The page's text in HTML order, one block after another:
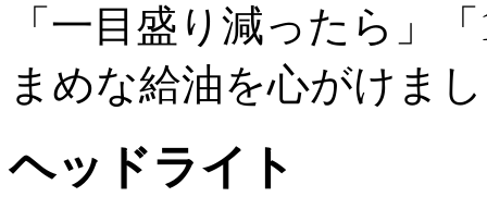
「一目盛り減ったら」
まめな給油を心がけま
ヘッドライト